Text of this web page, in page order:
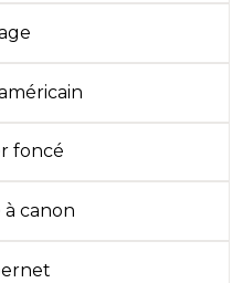
foncé
à canon